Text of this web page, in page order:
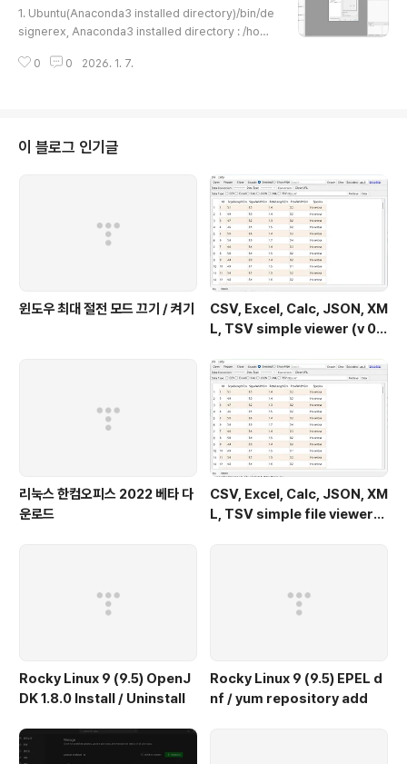
1. Ubuntu(Anaconda3 installed directory)/bin/de
signerex, Anaconda3 installed directory : /hom
3/bin$ ./designer & 2. Windows(Anaconda3 inst
\Library\bin\designer.exe 참조 : https://stackove
rflow.com/questions/37419138/is-q..
0 0 2026. 1. 7.
이 블로그 인기글
윈도우 최대 절전 모드 끄기 / 켜기
CSV, Excel, Calc, JSON, XM
L, TSV simple viewer (v 0.
리눅스 한컴오피스 2022 베타 다
운로드
CSV, Excel, Calc, JSON, XM
L, TSV simple file viewer
Rocky Linux 9 (9.5) OpenJ
DK 1.8.0 Install / Uninstall
Rocky Linux 9 (9.5) EPEL d
nf / yum repository add